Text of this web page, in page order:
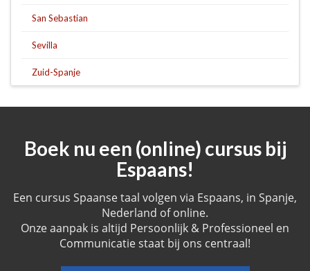
San Sebastian
Sevilla
Zuid-Spanje
Boek nu een (online) cursus bij
Espaans!
Een cursus Spaanse taal volgen via Espaans, in Spanje,
Nederland of online.
Onze aanpak is altijd Persoonlijk & Professioneel en
Communicatie staat bij ons centraal!